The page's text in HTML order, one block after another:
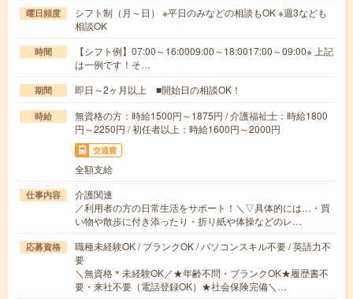
曜日頻度
シフト制（月～日） ※平日のみなどの相談もOK ※週3なども
相談OK
時間
【シフト例】07:00～16:0009:00～18:0017:00～09:00※ 上記
は一例です！そ…
期間 即日～2ヶ月以上 ■開始日の相談OK！
時給
無資格の方：時給1500円～1875円 / 介護福祉士：時給1800
円～2250円 / 初任者以上：時給1600円～2000円
交通費
全額支給
仕事内容
介護関連
／利用者の方の日常生活をサポート！＼▽具体的には…・買
い物や散歩に付き添ったり・折り紙や体操などのレ…
応募資格
職種未経験OK / ブランクOK / パソコンスキル不要 / 英語力不
要
＼無資格＊未経験OK／★年齢不問・ブランクOK★履歴書不
要・来社不要（電話登録OK）★社会保険完備＼…